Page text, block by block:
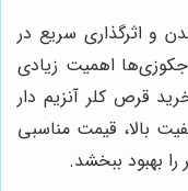
اثرگذاری سریع در
اهمیت زیادی
قرص کلر آنزیم دار
بالا، قیمت مناسبی
را بهبود ببخشد.